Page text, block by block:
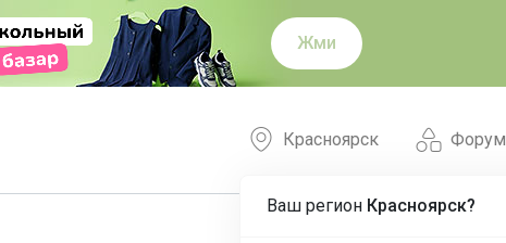
Жми
Форум
Красноярск
Ваш регион Красноярск?